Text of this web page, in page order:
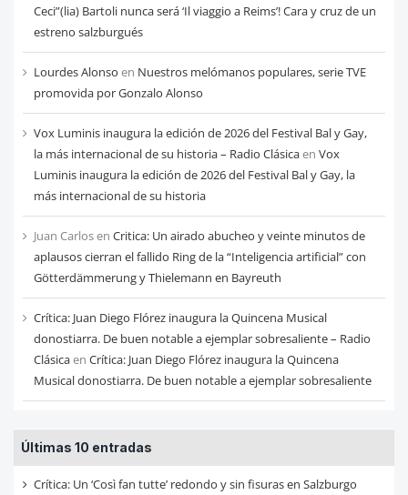
Ceci”(lia) Bartoli nunca será ‘Il viaggio a Reims’! Cara y cruz de un
estreno salzburgués
Lourdes Alonso en Nuestros melómanos populares, serie TVE
promovida por Gonzalo Alonso
Vox Luminis inaugura la edición de 2026 del Festival Bal y Gay,
la más internacional de su historia – Radio Clásicaen Vox
Luminis inaugura la edición de 2026 del Festival Bal y Gay, la
más internacional de su historia
Juan Carlosen Critica: Un airado abucheo y veinte minutos de
aplausos cierran el fallido Ring de la “Inteligencia artificial” con
Götterdämmerung y Thielemann en Bayreuth
Crítica: Juan Diego Flórez inaugura la Quincena Musical
donostiarra. De buen notable a ejemplar sobresaliente – Radio
Clásicaen Crítica: Juan Diego Flórez inaugura la Quincena
Musical donostiarra. De buen notable a ejemplar sobresaliente
Últimas 10 entradas
Crítica: Un ‘Così fan tutte’ redondo y sin fisuras en Salzburgo